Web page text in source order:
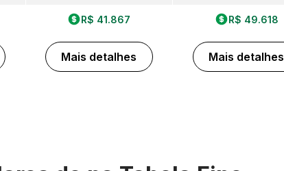
R$ 41.867
Mais detalhes
R$ 49.618
Mais detalhes